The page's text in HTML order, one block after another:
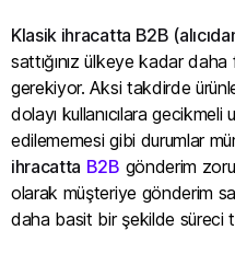
Klasik ihracatta B2B
sattığınız ülkeye kadar
gerekiyor. Aksi takdirde
dolayı kullanıcılara gecikmeli
edilememesi gibi durumlar
ihracatta B2B gönderim
olarak müşteriye gönderim
daha basit bir şekilde süreci